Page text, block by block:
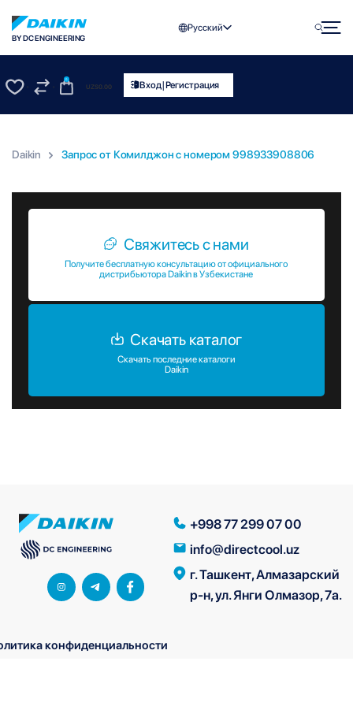
BY DC ENGINEERING
Русский
0
UZS0.00 Вход|Регистрация
Daikin Запрос от Комилджон c номером 998933908806
Свяжитесь с нами
Получите бесплатную консультацию от официального
дистрибьютора Daikin в Узбекистане
Скачать каталог
Скачать последние каталоги
Daikin
+998 77 299 07 00
info@directcool.uz
г. Ташкент, Алмазарский
р-н, ул. Янги Олмазор, 7а.
конфиденциальности